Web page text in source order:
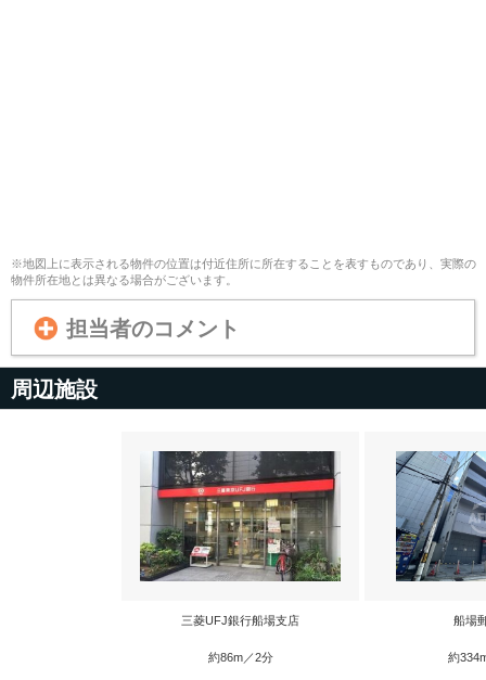
※地図上に表示される物件の位置は付近住所に所在することを表すものであり、実際の
物件所在地とは異なる場合がございます。
担当者のコメント
周辺施設
三菱UFJ銀行船場支店
約86m／2分
船場
約